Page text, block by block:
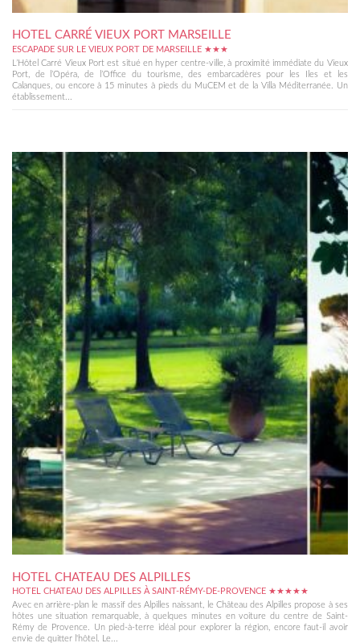
HOTEL CARRÉ VIEUX PORT MARSEILLE
ESCAPADE SUR LE VIEUX PORT DE MARSEILLE ★★★
L’Hôtel Carré Vieux Port est situé en hyper centre-ville, à proximité immédiate du Vieux
Port, de l’Opéra, de l’Office du tourisme, des embarcadères pour les Iles et les
Calanques, ou encore à 15 minutes à pieds du MuCEM et de la Villa Méditerranée. Un
établissement...
HOTEL CHATEAU DES ALPILLES
HOTEL CHATEAU DES ALPILLES À SAINT-RÉMY-DE-PROVENCE ★★★★★
Avec en arrière-plan le massif des Alpilles naissant, le Château des Alpilles propose à ses
hôtes une situation remarquable, à quelques minutes en voiture du centre de Saint-
Rémy de Provence. Un pied-à-terre idéal pour explorer la région, encore faut-il avoir
envie de quitter l'hôtel. Le...